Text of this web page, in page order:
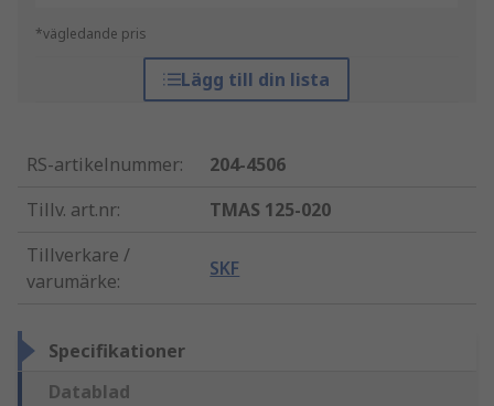
*vägledande pris
Lägg till din lista
RS-artikelnummer:
204-4506
Tillv. art.nr:
TMAS 125-020
Tillverkare /
varumärke:
SKF
Specifikationer
Datablad